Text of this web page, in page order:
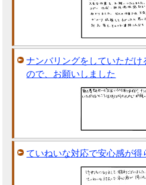
ナンバリングをしていただけ
ので、お願いしました
ていねいな対応で安心感が得